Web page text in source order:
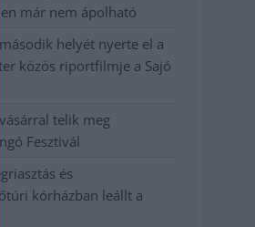
már nem ápolható
helyét nyerte el a
közös riportfilmje a Sajó
vásárral telik meg
Fesztivál
és
kórházban leállt a